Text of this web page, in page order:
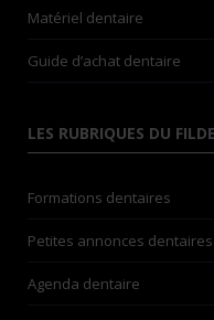
Matériel dentaire
Guide d’achat dentaire
LES RUBRIQUES DU
Formations dentaires
Petites annonces dentaires
Agenda dentaire